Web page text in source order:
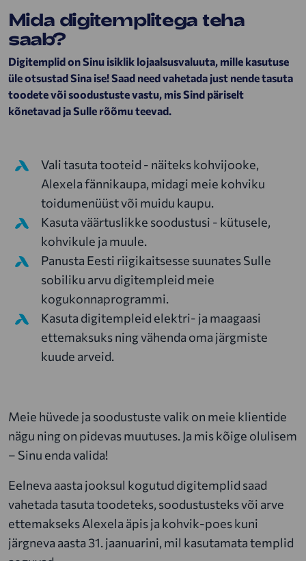
Mida digitemplitega teha
saab?
Digitemplid on Sinu isiklik lojaalsusvaluuta, mille kasutuse
üle otsustad Sina ise! Saad need vahetada just nende tasuta
toodete või soodustuste vastu, mis Sind päriselt
kõnetavad ja Sulle rõõmu teevad.
Vali tasuta tooteid - näiteks kohvijooke,
Alexela fännikaupa, midagi meie kohviku
toidumenüüst või muidu kaupu.
Kasuta väärtuslikke soodustusi - kütusele,
kohvikule ja muule.
Panusta Eesti riigikaitsesse suunates Sulle
sobiliku arvu digitempleid meie
kogukonnaprogrammi.
Kasuta digitempleid elektri- ja maagaasi
ettemaksuks ning vähenda oma järgmiste
kuude arveid.
Meie hüvede ja soodustuste valik on meie klientide
nägu ning on pidevas muutuses. Ja mis kõige olulisem
– Sinu enda valida!
Eelneva aasta jooksul kogutud digitemplid saad
vahetada tasuta toodeteks, soodustusteks või arve
ettemakseks Alexela äpis ja kohvik-poes kuni
järgneva aasta 31. jaanuarini, mil kasutamata templid